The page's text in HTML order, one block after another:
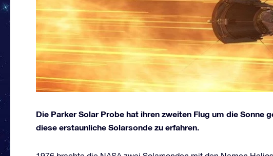
Die Parker Solar Probe hat ihren zweiten Flug um die Sonne
diese erstaunliche Solarsonde zu erfahren.